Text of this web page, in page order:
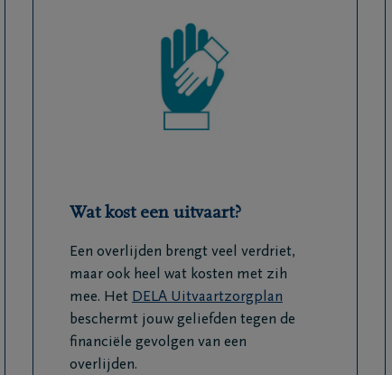
Wat kost een uitvaart?
Een overlijden brengt veel verdriet,
maar ook heel wat kosten met zih
mee. Het DELA Uitvaartzorgplan
beschermt jouw geliefden tegen de
financiële gevolgen van een
overlijden.